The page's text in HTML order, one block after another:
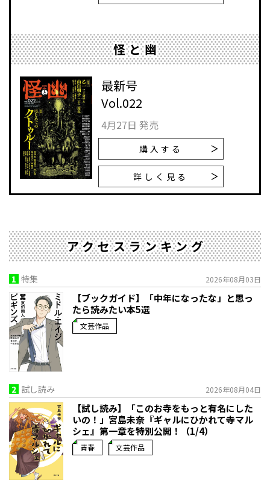
怪と幽
最新号
Vol.022
4月27日 発売
購入する
詳しく見る
アクセスランキング
1 特集 2026年08月03日
【ブックガイド】「中年になったな」と思っ
たら読みたい本5選
文芸作品
2 試し読み 2026年08月04日
【試し読み】「このお寺をもっと有名にした
いの！」宮島未奈『ギャルにひかれて寺マル
シェ』第一章を特別公開！（1/4）
青春 文芸作品